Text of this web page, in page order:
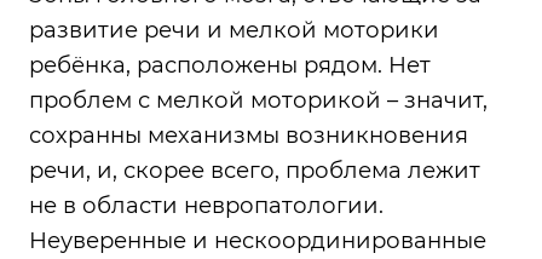
развитие речи и мелкой моторики
ребёнка, расположены рядом. Нет
проблем с мелкой моторикой – значит,
сохранны механизмы возникновения
речи, и, скорее всего, проблема лежит
не в области невропатологии.
Неуверенные и нескоординированные